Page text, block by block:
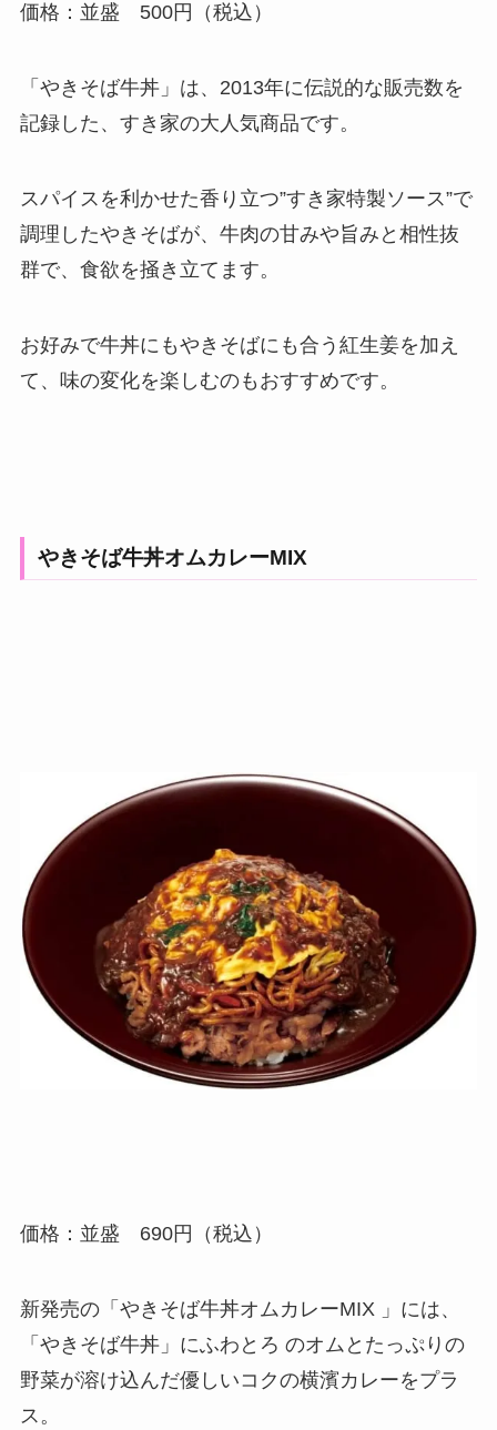
価格：並盛 500円（税込）
「やきそば牛丼」は、2013年に伝説的な販売数を
記録した、すき家の大人気商品です。
スパイスを利かせた香り立つ”すき家特製ソース”で
調理したやきそばが、牛肉の甘みや旨みと相性抜
群で、食欲を掻き立てます。
お好みで牛丼にもやきそばにも合う紅生姜を加え
て、味の変化を楽しむのもおすすめです。
やきそば牛丼オムカレーMIX
価格：並盛 690円（税込）
新発売の「やきそば牛丼オムカレーMIX 」には、
「やきそば牛丼」にふわとろ のオムとたっぷりの
野菜が溶け込んだ優しいコクの横濱カレーをプラ
ス。